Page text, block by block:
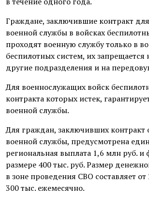
Граждане, заключившие контракт
военной службы в войсках
проходят военную службу только в
беспилотных систем, их запрещается
другие подразделения и на
Для военнослужащих войск
контракта которых истек,
военной службы.
Для граждан, заключивших
военной службы, предусмотрена
региональная выплата 1,6 млн руб. и
размере 400 тыс. руб. Размер
в зоне проведения СВО составляет
300 тыс. ежемесячно.